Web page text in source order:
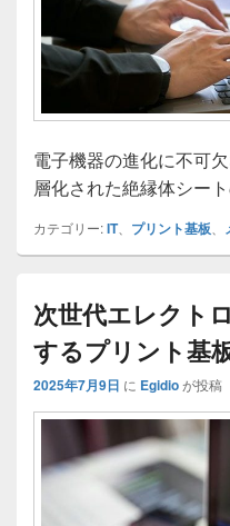
電子機器の進化に不可
層化された絶縁体シー
カテゴリー:IT、 プリント基板
次世代エレクト
するプリント基
2025年7月9日 に Egidioが投稿